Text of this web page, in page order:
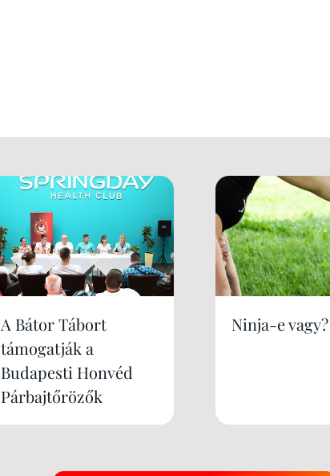
A Bátor Tábort
támogatják a
Budapesti Honvéd
Párbajtőrözők
Ninja-e vagy?